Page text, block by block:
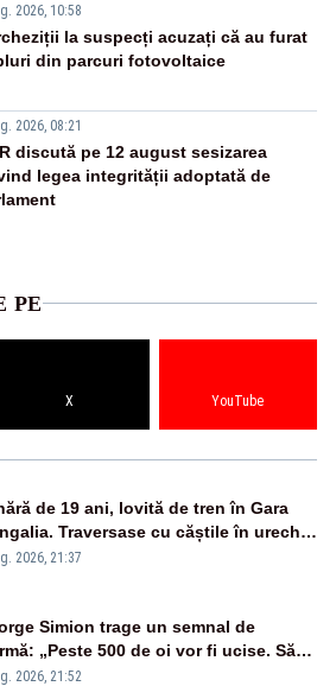
2026, 10:58
la suspecți acuzați că au furat
din parcuri fotovoltaice
2026, 08:21
discută pe 12 august sesizarea
legea integrității adoptată de
PE
X YouTube
de 19 ani, lovită de tren în Gara
Traversase cu căștile în urechi
printr-un loc nepermis
2026, 21:37
Simion trage un semnal de
„Peste 500 de oi vor fi ucise. Să
dacă ciobanii vor fi despăgubiți”
2026, 21:52